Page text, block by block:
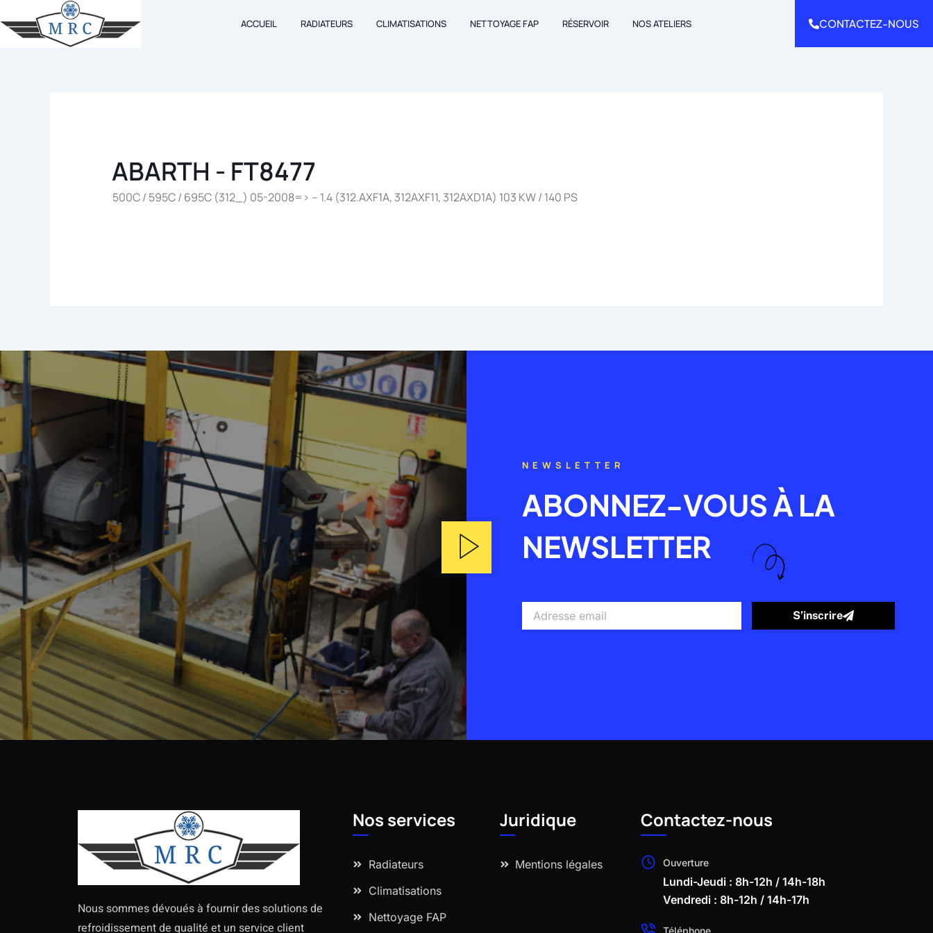
au
ACCUEIL RADIATEURS CLIMATISATIONS NETTOYAGE FAP RÉSERVOIR NOS ATELIERS CONTACTEZ-NOUS
ABARTH - FT8477
500C / 595C / 695C (312_) 05-2008=> – 1.4 (312.AXF1A, 312AXF11, 312AXD1A) 103 KW / 140 PS
NEWSLETTER
ABONNEZ-VOUS À LA
NEWSLETTER
email
S’inscrire
Nous sommes dévoués à fournir des solutions de
refroidissement de qualité et un service client
Nos services
Radiateurs
Climatisations
Nettoyage FAP
Juridique
Mentions légales
Contactez-nous
Ouverture
Lundi-Jeudi : 8h-12h / 14h-18h
Vendredi : 8h-12h / 14h-17h
Téléphone